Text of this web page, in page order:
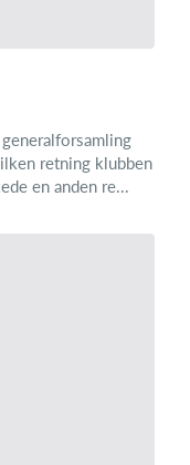
retning klubben
en anden re...